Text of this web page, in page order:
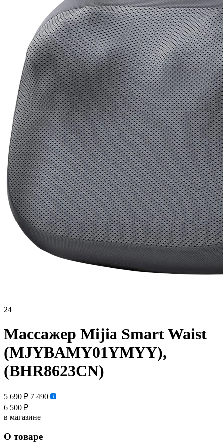
24
Массажер Mijia Smart Waist
(MJYBAMY01YMYY),
(BHR8623CN)
5 690 ₽ 7 490
6 500 ₽
в магазине
О товаре